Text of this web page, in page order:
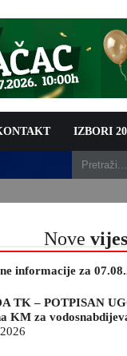
IZBORI
Nove
informacije za
TK – POTPISAN
KM za